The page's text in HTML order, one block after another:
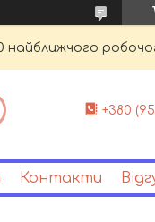
найближчого
+380
Контакти